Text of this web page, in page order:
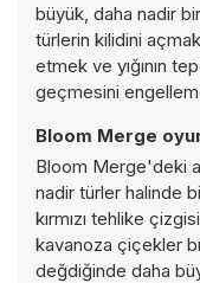
büyük, daha nadir
türlerin kilidini
etmek ve yığının
geçmesini
Bloom Merge
Bloom Merge'deki
nadir türler halinde
kırmızı tehlike
kavanoza çiçekler
değdiğinde daha